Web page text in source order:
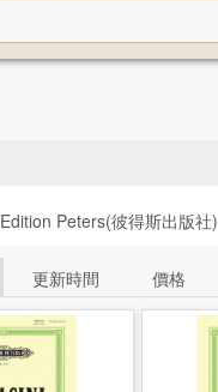
Edition Peters(彼得斯出版社)
更新時間 價格